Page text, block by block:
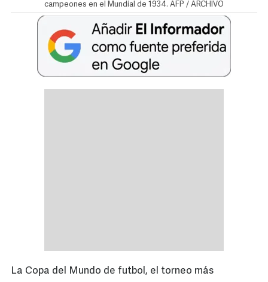
campeones en el Mundial de 1934. AFP / ARCHIVO
La Copa del Mundo de futbol, el torneo más